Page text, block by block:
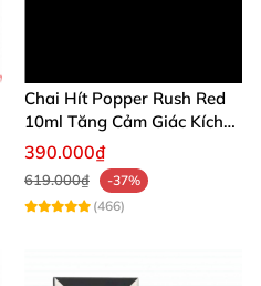
Chai Hít Popper Rush Red
10ml Tăng Cảm Giác Kích
Thích Mạnh
390.000₫
619.000₫
-37%
(466)